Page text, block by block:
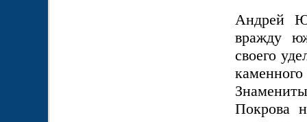
Андрей
вражду
своего
Покрова